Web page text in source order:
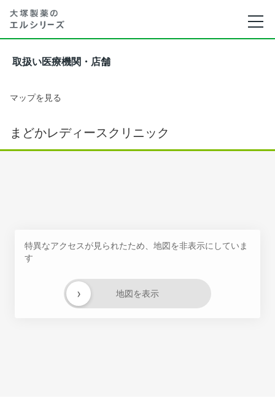
取扱い医療機関・店舗
マップを見る
まどかレディースクリニック
特異なアクセスが見られたため、地図を非表示にしていま
す
地図を表示
›